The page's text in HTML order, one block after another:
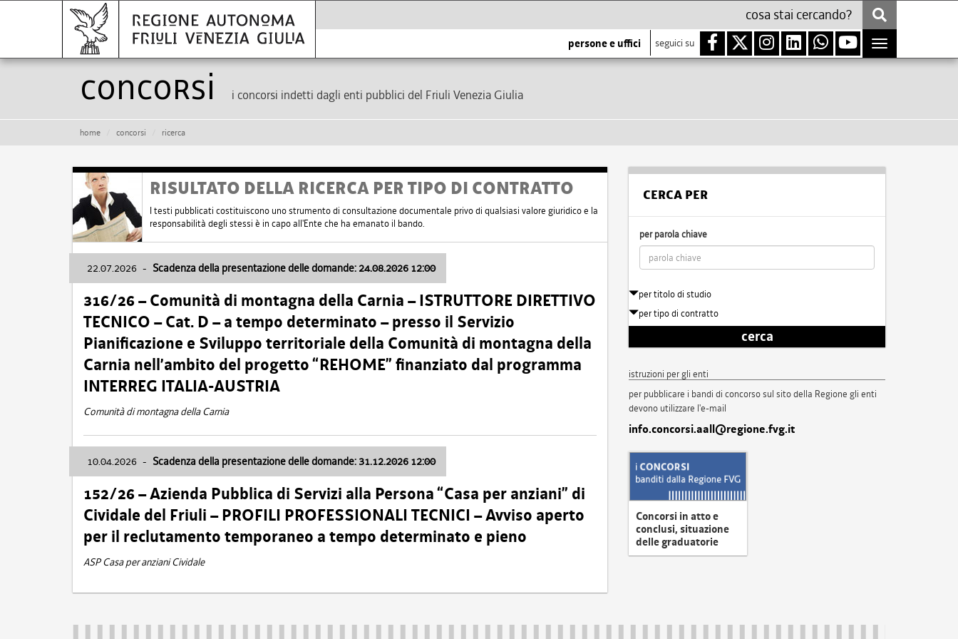
persone e uffici seguici su
Toggle
navigation
Concorsi i concorsi indetti dagli enti pubblici del Friuli Venezia Giulia
home concorsi ricerca
RISULTATO DELLA RICERCA PER TIPO DI CONTRATTO
I testi pubblicati costituiscono uno strumento di consultazione documentale privo di qualsiasi valore giuridico e la
responsabilità degli stessi è in capo all'Ente che ha emanato il bando.
22.07.2026 - Scadenza della presentazione delle domande: 24.08.2026 12:00
316/26 – Comunità di montagna della Carnia – ISTRUTTORE DIRETTIVO
TECNICO – Cat. D – a tempo determinato – presso il Servizio
Pianificazione e Sviluppo territoriale della Comunità di montagna della
Carnia nell’ambito del progetto “REHOME” finanziato dal programma
INTERREG ITALIA-AUSTRIA
Comunità di montagna della Carnia
10.04.2026 - Scadenza della presentazione delle domande: 31.12.2026 12:00
152/26 – Azienda Pubblica di Servizi alla Persona “Casa per anziani” di
Cividale del Friuli – PROFILI PROFESSIONALI TECNICI – Avviso aperto
per il reclutamento temporaneo a tempo determinato e pieno
ASP Casa per anziani Cividale
CERCA PER
per parola chiave
per titolo di studio
per tipo di contratto
cerca
istruzioni per gli enti
per pubblicare i bandi di concorso sul sito della Regione gli enti
devono utilizzare l'e-mail
info.concorsi.aall@regione.fvg.it
Concorsi in atto e
conclusi, situazione
delle graduatorie